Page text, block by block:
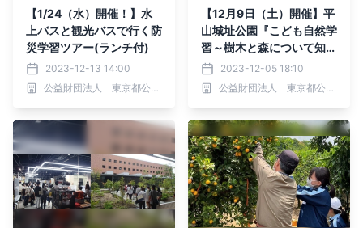
【1/24（水）開催！】水
上バスと観光バスで行く防
災学習ツアー(ランチ付)
2023-12-13 14:00
公益財団法人 東京都公園協会
【12月9日（土）開催】平
山城址公園『こども自然学
習～樹木と森について知ろ
う～』2023-12-05 18:10
公益財団法人 東京都公園協会